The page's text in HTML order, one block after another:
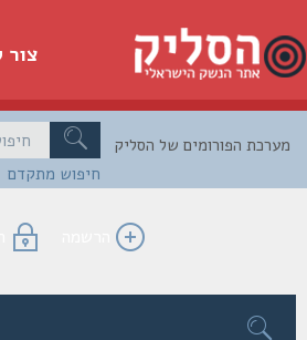
צור קשר
חיפוש מתקדם
הפורומים של הסליק
הרשמה התחבר